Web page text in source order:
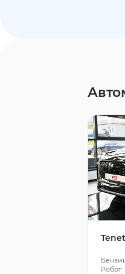
Робот